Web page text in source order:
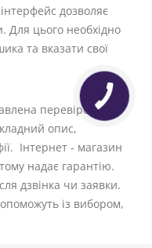
дозволяє
Для цього необхідно
та вказати свої
​​перевіреними
опис,
Інтернет - магазин
надає гарантію.
дзвінка чи заявки.
із вибором,